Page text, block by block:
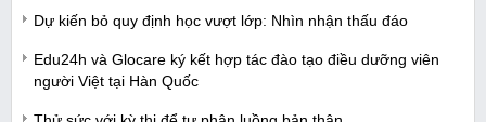
Dự kiến bỏ quy định học vượt lớp: Nhìn nhận thấu đáo
Edu24h và Glocare ký kết hợp tác đào tạo điều dưỡng viên
người Việt tại Hàn Quốc